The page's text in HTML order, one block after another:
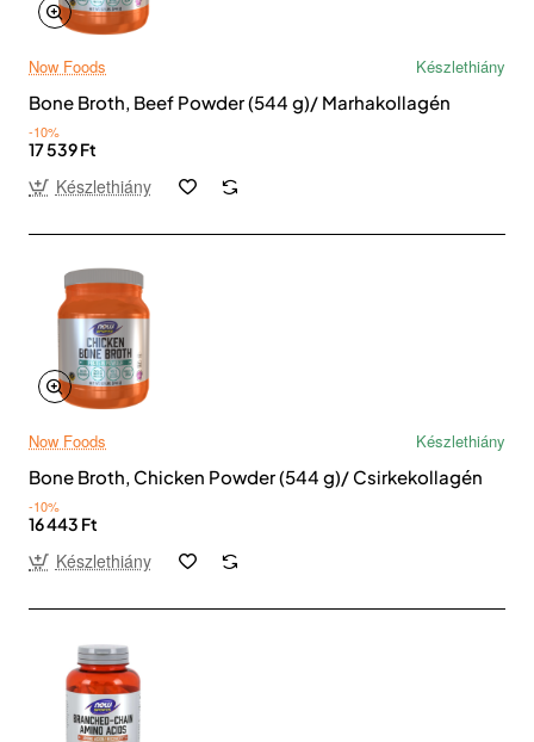
Now Foods
Készlethiány
Bone Broth, Beef Powder (544 g)/ Marhakollagén
-10%
17 539 Ft
Készlethiány
Now Foods
Készlethiány
Bone Broth, Chicken Powder (544 g)/ Csirkekollagén
-10%
16 443 Ft
Készlethiány